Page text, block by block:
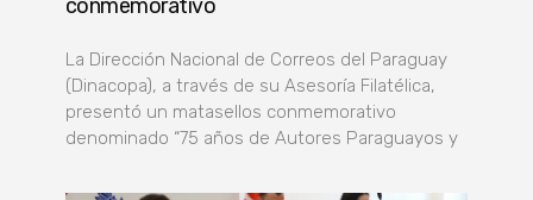
conmemorativo
La Dirección Nacional de Correos del Paraguay
(Dinacopa), a través de su Asesoría Filatélica,
presentó un matasellos conmemorativo
denominado “75 años de Autores Paraguayos y